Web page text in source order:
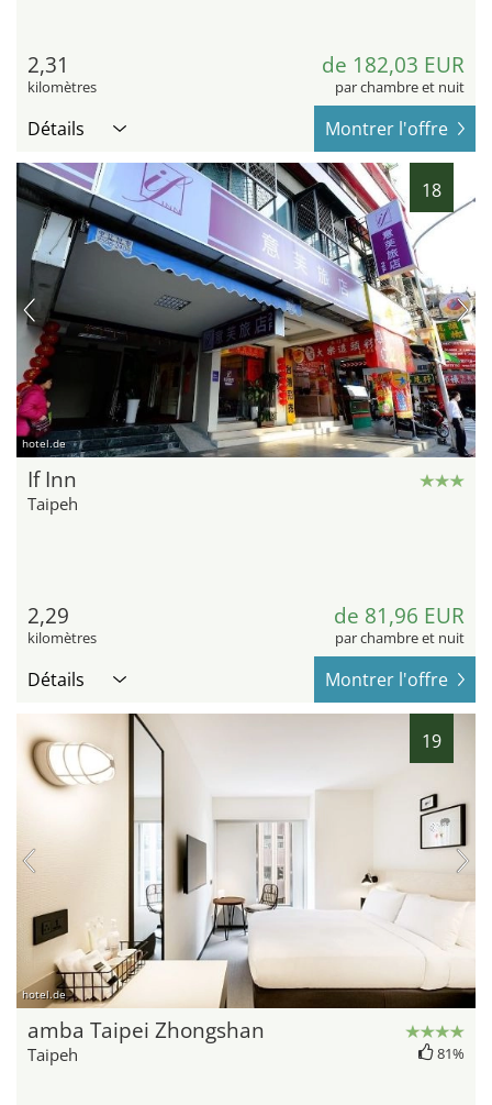
2,31
kilomètres
de 182,03 EUR
par chambre et nuit
Détails Montrer l'offre
18
hotel.de
If Inn
Taipeh
2,29
kilomètres
de 81,96 EUR
par chambre et nuit
Détails Montrer l'offre
19
hotel.de
amba Taipei Zhongshan
Taipeh 81%